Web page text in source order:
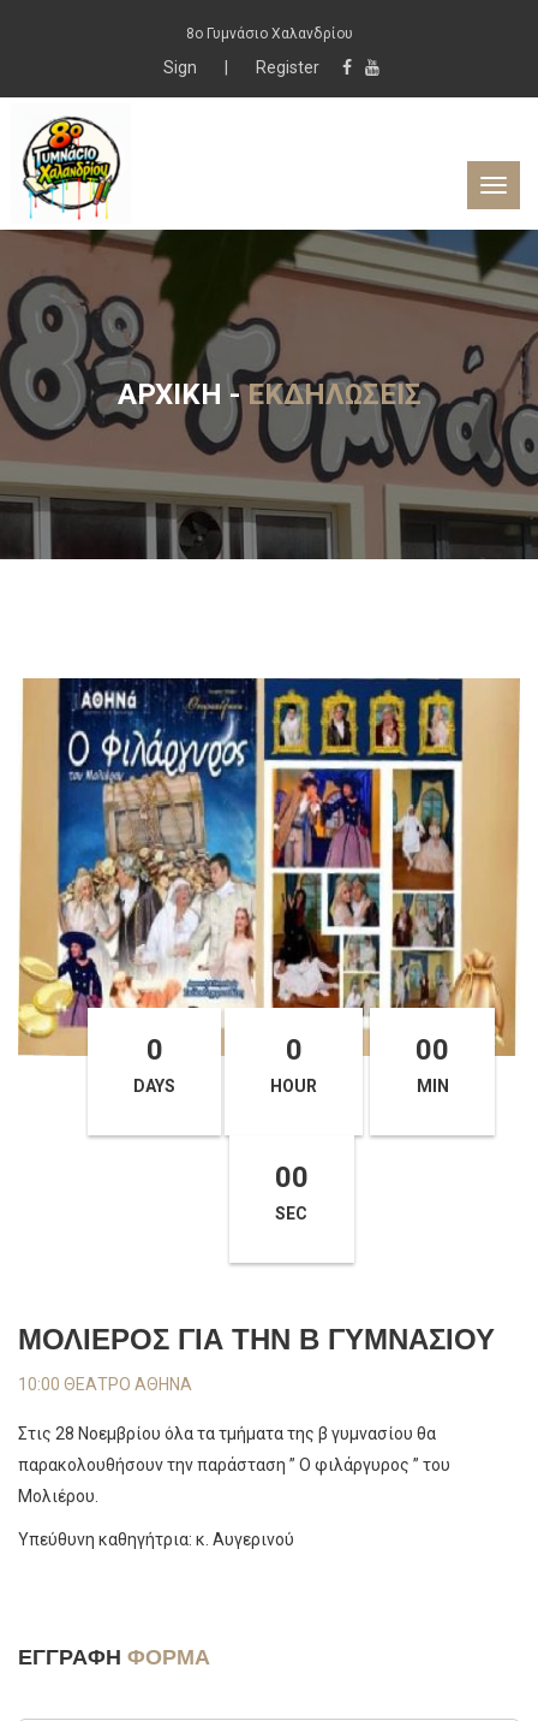
8ο Γυμνάσιο Χαλανδρίου
Sign Register
ΑΡΧΙΚΉ -ΕΚΔΗΛΏΣΕΙΣ
0
DAYS
0
HOUR
00
MIN
00
SEC
ΜΟΛΙΕΡΟΣ ΓΙΑ ΤΗΝ Β ΓΥΜΝΑΣΙΟΥ
10:00 ΘΕΑΤΡΟ ΑΘΗΝΑ
Στις 28 Νοεμβρίου όλα τα τμήματα της β γυμνασίου θα
παρακολουθήσουν την παράσταση ” Ο φιλάργυρος ” του
Μολιέρου.
Υπεύθυνη καθηγήτρια: κ. Αυγερινού
ΕΓΓΡΑΦΉ ΦΌΡΜΑ